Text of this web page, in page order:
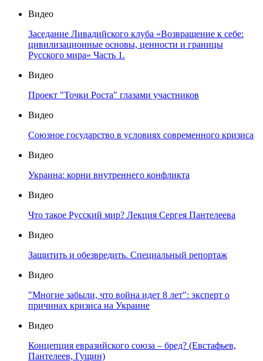
Видео
Заседание Ливадийского клуба «Возвращение к себе:
цивилизационные основы, ценности и границы
Русского мира» Часть 1.
Видео
Проект "Точки Роста" глазами участников
Видео
Союзное государство в условиях современного кризиса
Видео
Украина: корни внутреннего конфликта
Видео
Что такое Русский мир? Лекция Сергея Пантелеева
Видео
Защитить и обезвредить. Специальный репортаж
Видео
"Многие забыли, что война идет 8 лет": эксперт о
причинах кризиса на Украине
Видео
Концепция евразийского союза – бред? (Евстафьев,
Пантелеев, Гущин)